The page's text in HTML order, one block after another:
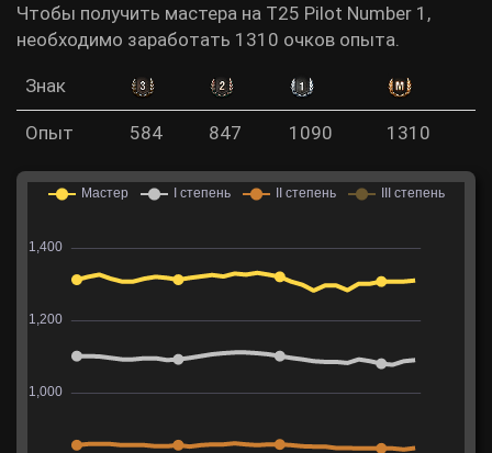
Чтобы получить мастера на T25 Pilot Number 1,
необходимо заработать 1310 очков опыта.
Знак
Опыт 584 847 1090 1310